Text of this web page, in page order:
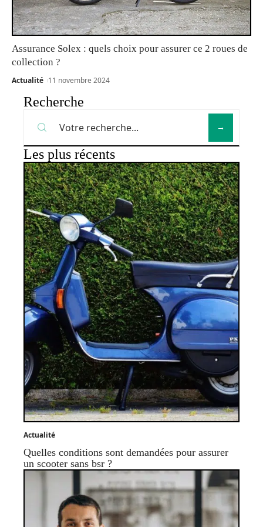
Assurance Solex : quels choix pour assurer ce 2 roues de
collection ?
Actualité 11 novembre 2024
Recherche
Les plus récents
Actualité
Quelles conditions sont demandées pour assurer
un scooter sans bsr ?